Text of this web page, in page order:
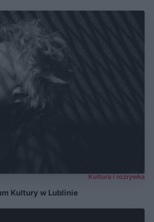
Kultura i rozrywka
Kultury w Lublinie